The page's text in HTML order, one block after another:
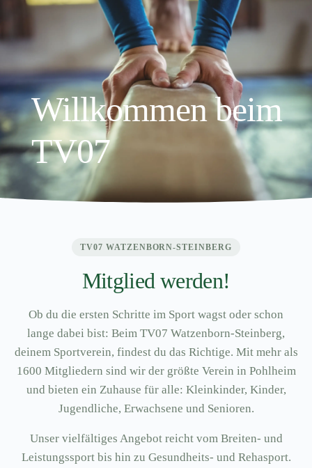
Willkommen beim
TV07
TV07 WATZENBORN-STEINBERG
Mitglied werden!
Ob du die ersten Schritte im Sport wagst oder schon
lange dabei bist: Beim TV07 Watzenborn-Steinberg,
deinem Sportverein, findest du das Richtige. Mit mehr als
1600 Mitgliedern sind wir der größte Verein in Pohlheim
und bieten ein Zuhause für alle: Kleinkinder, Kinder,
Jugendliche, Erwachsene und Senioren.
Unser vielfältiges Angebot reicht vom Breiten- und
Leistungssport bis hin zu Gesundheits- und Rehasport.